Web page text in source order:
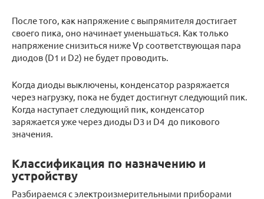
После того, как напряжение с выпрямителя достигает
своего пика, оно начинает уменьшаться. Как только
напряжение снизиться ниже Vp соответствующая пара
диодов (D1 и D2) не будет проводить.
Когда диоды выключены, конденсатор разряжается
через нагрузку, пока не будет достигнут следующий пик.
Когда наступает следующий пик, конденсатор
заряжается уже через диоды D3 и D4 до пикового
значения.
Классификация по назначению и
устройству
Разбираемся с электроизмерительными приборами